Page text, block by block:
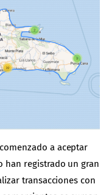
a aceptar
han registrado un gran
transacciones con